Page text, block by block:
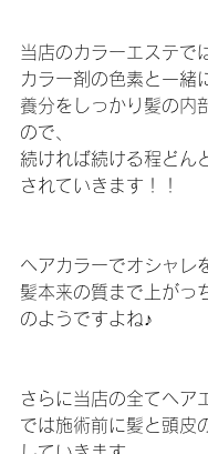
当店のカラーエステで
カラー剤の色素と一緒
養分をしっかり髪の内
ので、
続ければ続ける程どん
されていきます！！
ヘアカラーでオシャレ
髪本来の質まで上がっ
のようですよね♪
さらに当店の全てヘア
では施術前に髪と頭皮